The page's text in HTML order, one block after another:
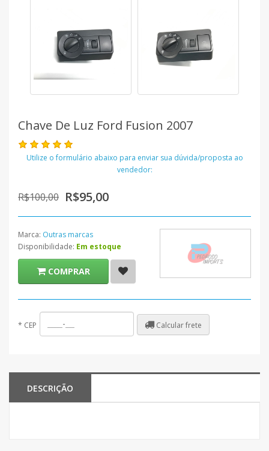
Chave De Luz Ford Fusion 2007
Utilize o formulário abaixo para enviar sua dúvida/proposta ao
vendedor:
R$100,00 R$95,00
Marca: Outras marcas
Disponibilidade: Em estoque
COMPRAR
* CEP Calcular frete
DESCRIÇÃO